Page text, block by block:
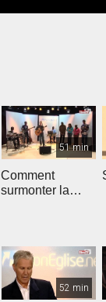
51 min
Comment
surmonter la
52 min